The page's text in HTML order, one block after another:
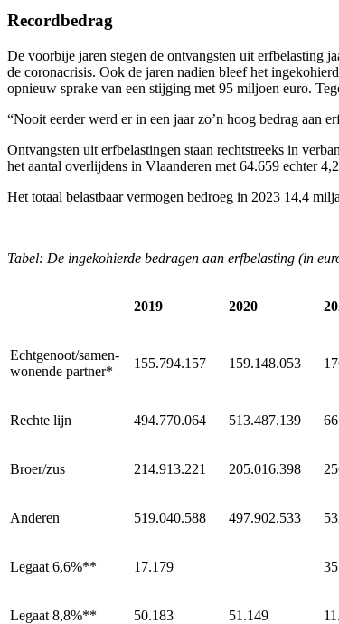
Recordbedrag
De voorbije jaren stegen de ontvangsten uit erfbelasting
de coronacrisis. Ook de jaren nadien bleef het
opnieuw sprake van een stijging met 95 miljoen euro.
“Nooit eerder werd er in een jaar zo’n hoog bedrag aan
Ontvangsten uit erfbelastingen staan rechtstreeks in
het aantal overlijdens in Vlaanderen met 64.659 echter
Het totaal belastbaar vermogen bedroeg in 2023 14,4
Tabel: De ingekohierde bedragen aan erfbelasting (in
2019 2020
Echtgenoot/samen-
wonende partner*
155.794.157 159.148.053
Rechte lijn 494.770.064 513.487.139
Broer/zus 214.913.221 205.016.398
Anderen 519.040.588 497.902.533
Legaat 6,6%** 17.179
Legaat 8,8%** 50.183 51.149